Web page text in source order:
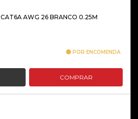
AWG 26 BRANCO 0.25M
POR ENCOMENDA
COMPRAR